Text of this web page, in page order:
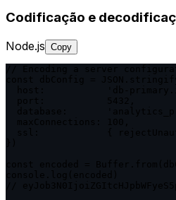
Codificação e
Node.js Copy
// Encoding a server
const encoded =
//